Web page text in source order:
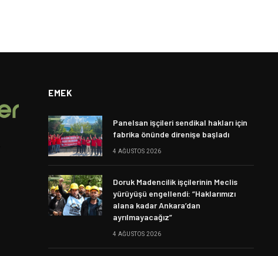
EMEK
Panelsan işçileri sendikal hakları için
fabrika önünde direnişe başladı
4 AĞUSTOS 2026
Doruk Madencilik işçilerinin Meclis
yürüyüşü engellendi: “Haklarımızı
alana kadar Ankara’dan
ayrılmayacağız”
4 AĞUSTOS 2026